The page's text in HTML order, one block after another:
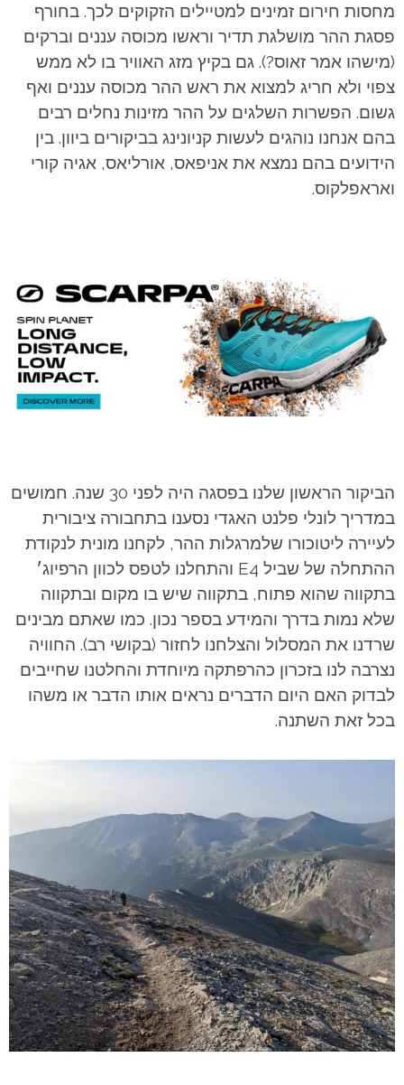
מחסות חירום זמינים למטיילים הזקוקים לכך. בחורף
פסגת ההר מושלגת תדיר וראשו מכוסה עננים וברקים
(מישהו אמר זאוס?). גם בקיץ מזג האוויר בו לא ממש
צפוי ולא חריג למצוא את ראש ההר מכוסה עננים ואף
גשום. הפשרות השלגים על ההר מזינות נחלים רבים
בהם אנחנו נוהגים לעשות קניונינג בביקורים ביוון. בין
הידועים בהם נמצא את אניפאס, אורליאס, אגיה קורי
ואראפלקוס.
הביקור הראשון שלנו בפסגה היה לפני 30 שנה. חמושים
במדריך לונלי פלנט האגדי נסענו בתחבורה ציבורית
לעיירה ליטוכורו שלמרגלות ההר, לקחנו מונית לנקודת
ההתחלה של שביל E4 והתחלנו לטפס לכוון הרפיוג׳
בתקווה שהוא פתוח, בתקווה שיש בו מקום ובתקווה
שלא נמות בדרך והמידע בספר נכון. כמו שאתם מבינים
שרדנו את המסלול והצלחנו לחזור (בקושי רב). החוויה
נצרבה לנו בזכרון כהרפתקה מיוחדת והחלטנו שחייבים
לבדוק האם היום הדברים נראים אותו הדבר או משהו
בכל זאת השתנה.